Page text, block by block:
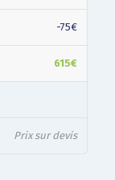
-75€
615€
Prix sur devis